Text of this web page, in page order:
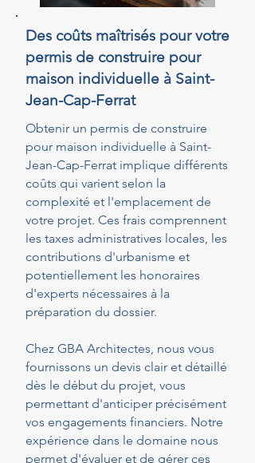
Des coûts maîtrisés pour votre
permis de construire pour
maison individuelle à Saint-
Jean-Cap-Ferrat
Obtenir un permis de construire
pour maison individuelle à Saint-
Jean-Cap-Ferrat implique différents
coûts qui varient selon la
complexité et l'emplacement de
votre projet. Ces frais comprennent
les taxes administratives locales, les
contributions d'urbanisme et
potentiellement les honoraires
d'experts nécessaires à la
préparation du dossier.
Chez GBA Architectes, nous vous
fournissons un devis clair et détaillé
dès le début du projet, vous
permettant d'anticiper précisément
vos engagements financiers. Notre
expérience dans le domaine nous
permet d'évaluer et de gérer ces